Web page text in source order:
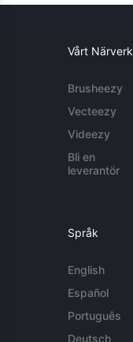
Vårt Närverk
Brusheezy
Vecteezy
Videezy
Bli en
leverantör
Språk
English
Español
Português
Deutsch